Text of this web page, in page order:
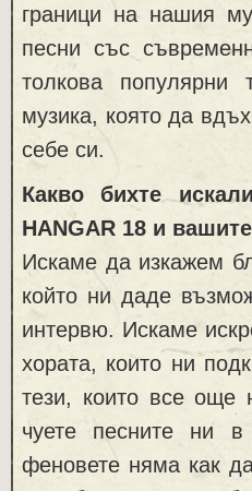
граници на нашия
песни със
толкова
музика, която да
себе си.
Какво бихте
HANGAR 18 и
Искаме да изкажем
който ни даде
интервю. Искаме
хората, които ни
тези, които все
чуете песните ни
феновете няма как